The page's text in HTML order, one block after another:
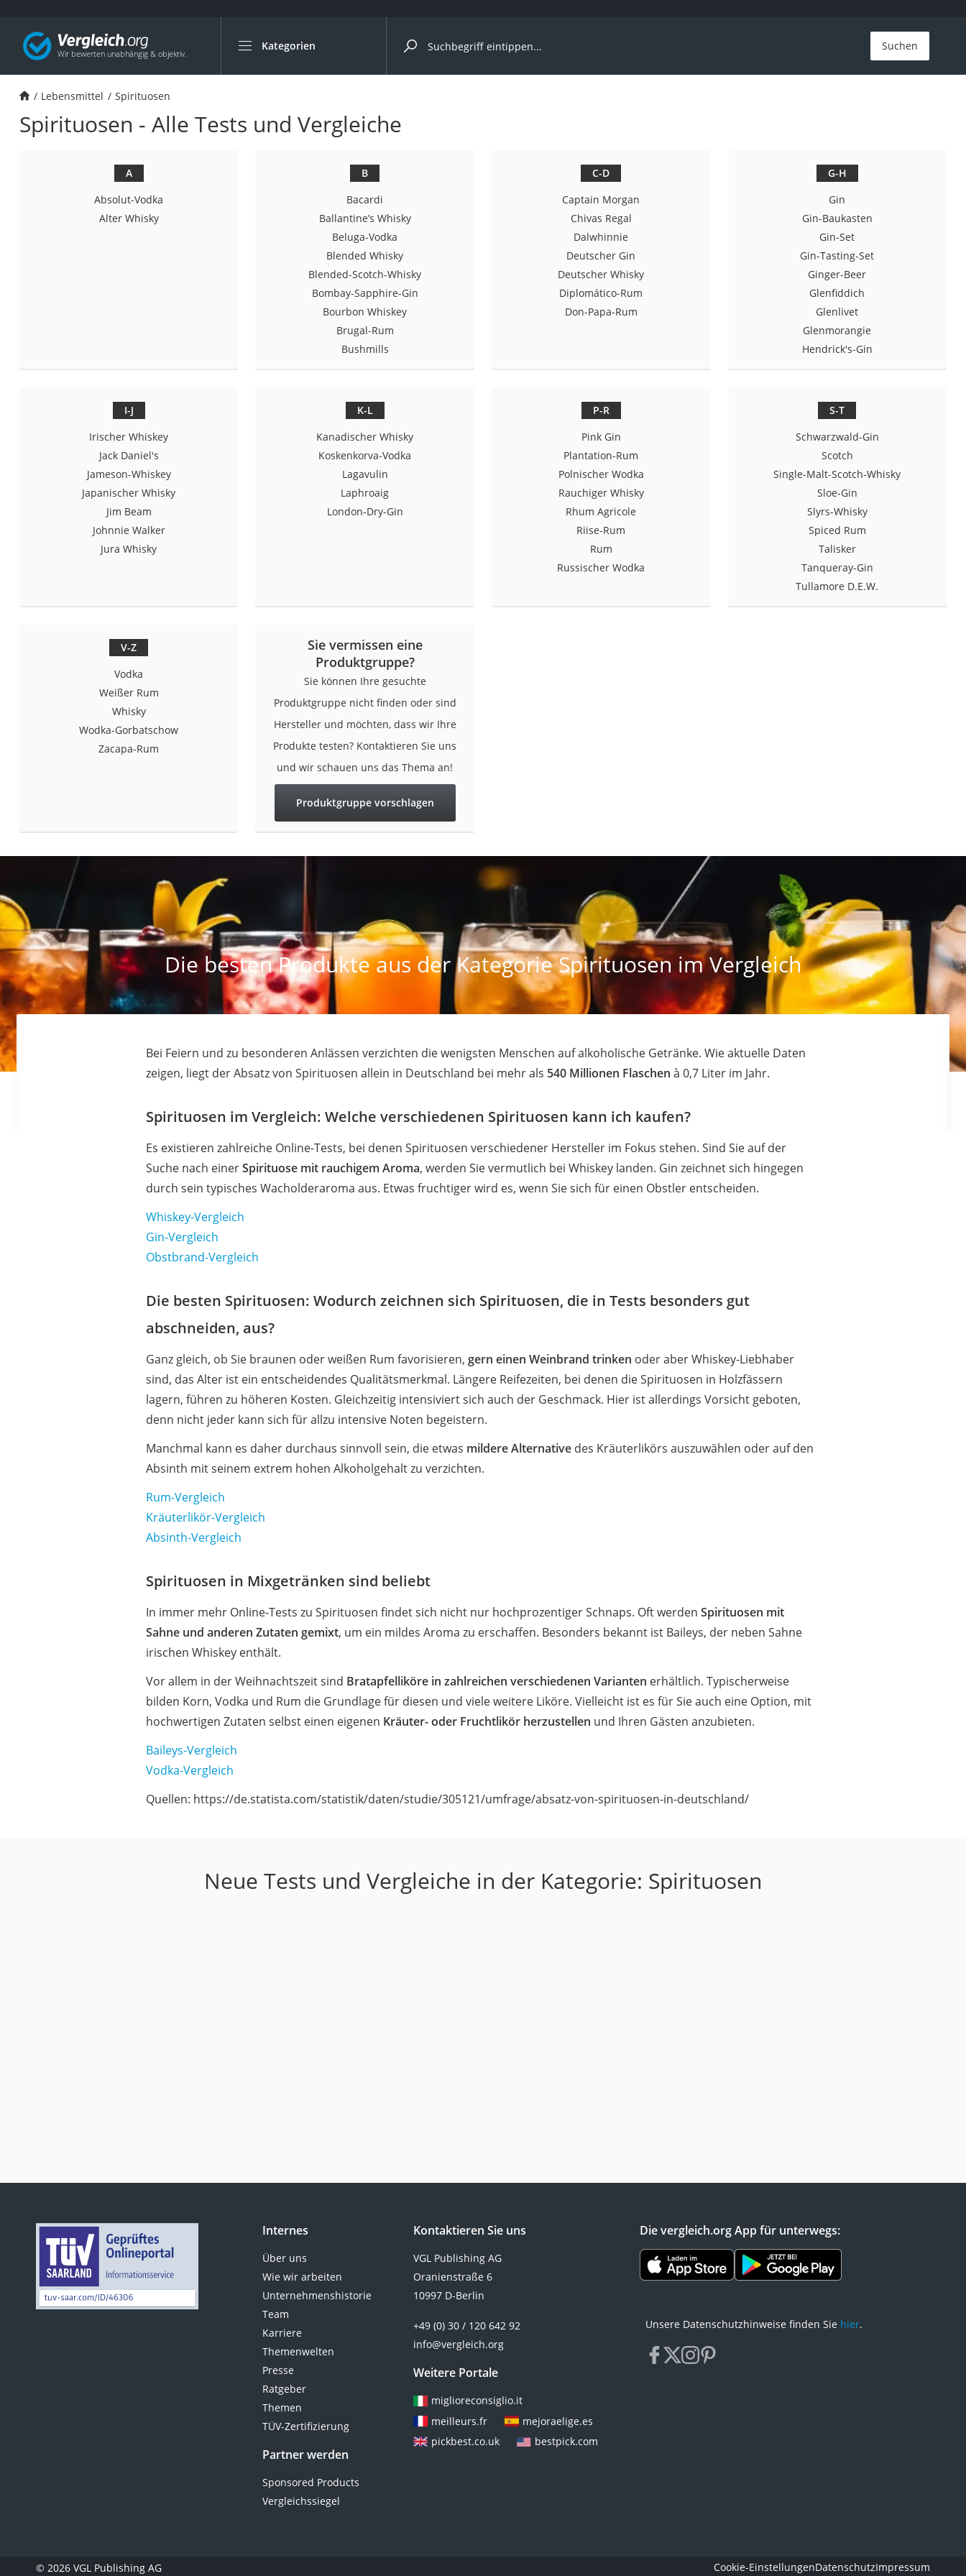
Kategorien
Die beliebtesten Vergleiche nach Kategorie
Lebensmittel
Knäckebrot
Schwarzkümmelöl bio
Suchen
Lebensmittel Spirituosen
Spirituosen - Alle Tests und Vergleiche
A
Absolut-Vodka
Alter Whisky
B
Bacardi
Ballantine’s Whisky
Beluga-Vodka
Blended Whisky
Blended-Scotch-Whisky
Bombay-Sapphire-Gin
Bourbon Whiskey
Brugal-Rum
Bushmills
C-D
Captain Morgan
Chivas Regal
Dalwhinnie
Deutscher Gin
Deutscher Whisky
Diplomático-Rum
Don-Papa-Rum
G-H
Gin
Gin-Baukasten
Gin-Set
Gin-Tasting-Set
Ginger-Beer
Glenfiddich
Glenlivet
Glenmorangie
Hendrick's-Gin
I-J
Irischer Whiskey
Jack Daniel's
Jameson-Whiskey
Japanischer Whisky
Jim Beam
Johnnie Walker
Jura Whisky
K-L
Kanadischer Whisky
Koskenkorva-Vodka
Lagavulin
Laphroaig
London-Dry-Gin
P-R
Pink Gin
Plantation-Rum
Polnischer Wodka
Rauchiger Whisky
Rhum Agricole
Riise-Rum
Rum
Russischer Wodka
S-T
Schwarzwald-Gin
Scotch
Single-Malt-Scotch-Whisky
Sloe-Gin
Slyrs-Whisky
Spiced Rum
Talisker
Tanqueray-Gin
Tullamore D.E.W.
V-Z
Vodka
Weißer Rum
Whisky
Wodka-Gorbatschow
Zacapa-Rum
Sie vermissen eine
Produktgruppe?
Sie können Ihre gesuchte
Produktgruppe nicht finden oder sind
Hersteller und möchten, dass wir Ihre
Produkte testen? Kontaktieren Sie uns
und wir schauen uns das Thema an!
Produktgruppe vorschlagen
Die besten Produkte aus der Kategorie Spirituosen im Vergleich
Bei Feiern und zu besonderen Anlässen verzichten die wenigsten Menschen auf alkoholische Getränke. Wie aktuelle Daten
zeigen, liegt der Absatz von Spirituosen allein in Deutschland bei mehr als 540 Millionen Flaschen à 0,7 Liter im Jahr.
Spirituosen im Vergleich: Welche verschiedenen Spirituosen kann ich kaufen?
Es existieren zahlreiche Online-Tests, bei denen Spirituosen verschiedener Hersteller im Fokus stehen. Sind Sie auf der
Suche nach einerSpirituose mit rauchigem Aroma, werden Sie vermutlich bei Whiskey landen. Gin zeichnet sich hingegen
durch sein typisches Wacholderaroma aus. Etwas fruchtiger wird es, wenn Sie sich für einen Obstler entscheiden.
Whiskey-Vergleich
Gin-Vergleich
Obstbrand-Vergleich
Die besten Spirituosen: Wodurch zeichnen sich Spirituosen, die in Tests besonders gut
abschneiden, aus?
Ganz gleich, ob Sie braunen oder weißen Rum favorisieren,gern einen Weinbrand trinken oder aber Whiskey-Liebhaber
sind, das Alter ist ein entscheidendes Qualitätsmerkmal. Längere Reifezeiten, bei denen die Spirituosen in Holzfässern
lagern, führen zu höheren Kosten. Gleichzeitig intensiviert sich auch der Geschmack. Hier ist allerdings Vorsicht geboten,
denn nicht jeder kann sich für allzu intensive Noten begeistern.
Manchmal kann es daher durchaus sinnvoll sein, die etwas mildere Alternative des Kräuterlikörs auszuwählen oder auf den
Absinth mit seinem extrem hohen Alkoholgehalt zu verzichten.
Rum-Vergleich
Kräuterlikör-Vergleich
Absinth-Vergleich
Spirituosen in Mixgetränken sind beliebt
In immer mehr Online-Tests zu Spirituosen findet sich nicht nur hochprozentiger Schnaps. Oft werdenSpirituosen mit
Sahne und anderen Zutaten gemixt, um ein mildes Aroma zu erschaffen. Besonders bekannt ist Baileys, der neben Sahne
irischen Whiskey enthält.
Vor allem in der Weihnachtszeit sind Bratapfelliköre in zahlreichen verschiedenen Varianten erhältlich. Typischerweise
bilden Korn, Vodka und Rum die Grundlage für diesen und viele weitere Liköre. Vielleicht ist es für Sie auch eine Option, mit
hochwertigen Zutaten selbst einen eigenen Kräuter- oder Fruchtlikör herzustellen und Ihren Gästen anzubieten.
Baileys-Vergleich
Vodka-Vergleich
Quellen: https://de.statista.com/statistik/daten/studie/305121/umfrage/absatz-von-spirituosen-in-deutschland/
Neue Tests und Vergleiche in der Kategorie: Spirituosen
Internes
Über uns
Wie wir arbeiten
Unternehmenshistorie
Team
Karriere
Themenwelten
Presse
Ratgeber
Themen
TÜV-Zertifizierung
Partner werden
Sponsored Products
Vergleichssiegel
Kontaktieren Sie uns
VGL Publishing AG
Oranienstraße 6
10997 D-Berlin
+49 (0) 30 / 120 642 92
info@vergleich.org
Weitere Portale
miglioreconsiglio.it
meilleurs.fr
mejoraelige.es
pickbest.co.uk
bestpick.com
Die vergleich.org App für unterwegs:
Unsere Datenschutzhinweise finden Sie hier.
facebook
x instagram
pinterest
© 2026 VGL Publishing AG Cookie-EinstellungenDatenschutzImpressum